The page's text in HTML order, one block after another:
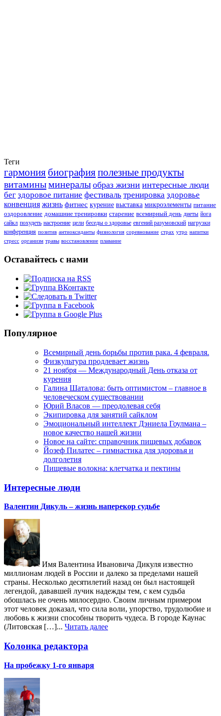
Теги
гармония биографияполезные продукты
витаминыминералы образ жизни интересные люди
бег здоровое питание фестиваль тренировка здоровье
конвенция жизнь фитнес курение выставка микроэлементы питание
оздоровление домашние тренировки старение всемирный день диеты йога
сайкл похудеть настроение цели беседы о здоровье евгений разумовский нагрузки
конференция позитив антиоксиданты физиология соревнование страх утро напитки
стресс организм травы восстановление плавание
Оставайтесь с нами
Популярное
Всемирный день борьбы против рака. 4 февраля.
Физкультура продлевает жизнь
21 ноября — Международный День отказа от
курения
Галина Шаталова: быть оптимистом – главное в
человеческом существовании
Юрий Власов — преодолевая себя
Экипировка для занятий сайклом
Эмоциональный интеллект Дэниела Гоулмана –
новое качество нашей жизни
Новое на сайте: справочник пищевых добавок
Йозеф Пилатес – гимнастика для здоровья и
долголетия
Пищевые волокна: клетчатка и пектины
Интересные люди
Валентин Дикуль – жизнь наперекор судьбе
Имя Валентина Ивановича Дикуля известно
миллионам людей в России и далеко за пределами нашей
страны. Несколько десятилетий назад он был настоящей
легендой, дававшей лучик надежды тем, с кем судьба
обошлась не очень милосердно. Своим личным примером
этот человек доказал, что сила воли, упорство, трудолюбие и
любовь к жизни способны творить чудеса. В городе Каунас
(Литовская […]... Читать далее
Колонка редактора
На пробежку 1-го января